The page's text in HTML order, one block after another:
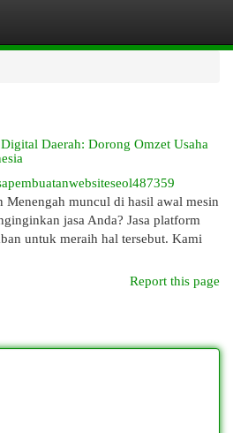
Daerah: Dorong Omzet Usaha
Menengah muncul di hasil awal mesin
jasa Anda? Jasa platform
untuk meraih hal tersebut. Kami
Report this page